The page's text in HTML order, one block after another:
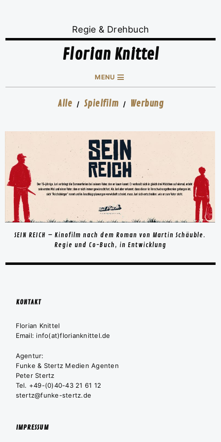
Regie & Drehbuch
Florian Knittel
MENU
Alle Spielfilm Werbung
SEIN REICH – Kinofilm nach dem Roman von Martin Schäuble.
Regie und Co-Buch, in Entwicklung
KONTAKT
Florian Knittel
Email: info(at)florianknittel.de
Agentur:
Funke & Stertz Medien Agenten
Peter Stertz
Tel. +49-(0)40-43 21 61 12
stertz@funke-stertz.de
IMPRESSUM